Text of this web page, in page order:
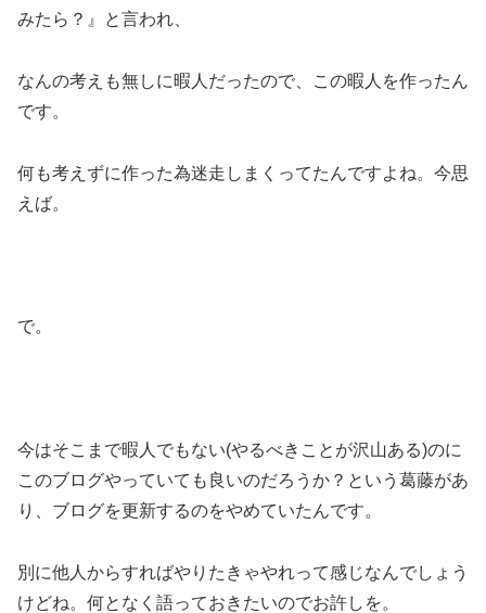
みたら？』と言われ、
なんの考えも無しに暇人だったので、この暇人を作ったん
です。
何も考えずに作った為迷走しまくってたんですよね。今思
えば。
で。
今はそこまで暇人でもない(やるべきことが沢山ある)のに
このブログやっていても良いのだろうか？という葛藤があ
り、ブログを更新するのをやめていたんです。
別に他人からすればやりたきゃやれって感じなんでしょう
けどね。何となく語っておきたいのでお許しを。